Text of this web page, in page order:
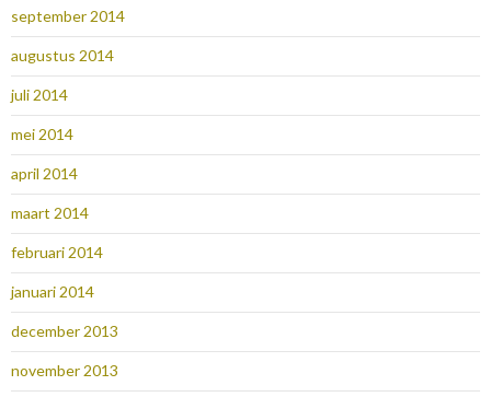
september 2014
augustus 2014
juli 2014
mei 2014
april 2014
maart 2014
februari 2014
januari 2014
december 2013
november 2013